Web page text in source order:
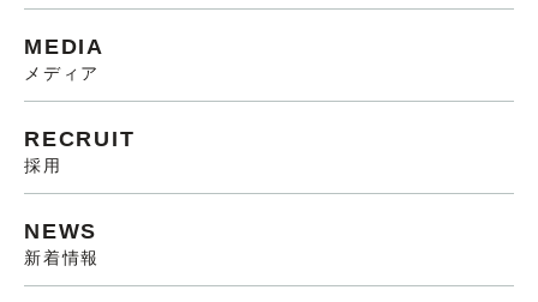
MEDIA
メディア
RECRUIT
採用
NEWS
新着情報